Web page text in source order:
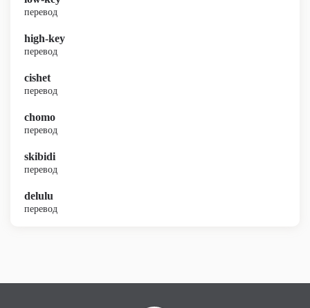
перевод
high-key
перевод
cishet
перевод
chomo
перевод
skibidi
перевод
delulu
перевод